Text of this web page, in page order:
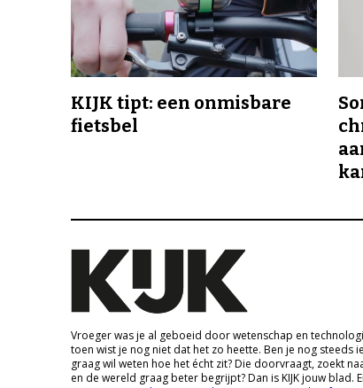
KIJK tipt: een onmisbare
fietsbel
Vroeger was je al geboeid door wetenschap en
toen wist je nog niet dat het zo heette. Ben je nog steeds
graag wil weten hoe het écht zit? Die doorvraagt, zoekt
en de wereld graag beter begrijpt? Dan is KIJK jouw blad.